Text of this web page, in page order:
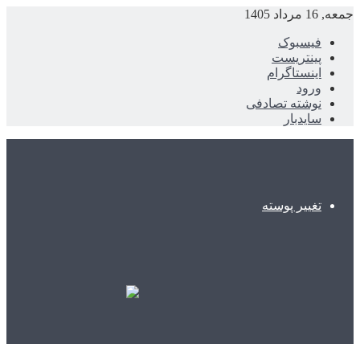
جمعه, 16 مرداد 1405
فیسبوک
پینتریست
اینستاگرام
ورود
نوشته تصادفی
سایدبار
تغییر پوسته